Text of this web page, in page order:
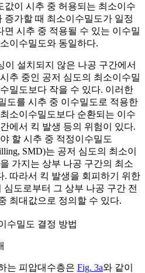
값이 시추 중 허용되는 최소이수
증가할 때 최소이수밀도가 일정
시추 중 적용될 수 있는 이수밀
이수밀도와 동일하다.
이 설치되지 않은 나공 구간에서
추 중인 공저 심도의 최소이수밀
밀도보다 작을 수 있다. 이러한
도를 시추 중 이수밀도로 적용한
소이수밀도보다 순환되는 이수
에서 킥 발생 등의 위험이 있다.
할 시추 중 적정이수밀도
SMD)는 공저 심도의 최소이
가지는 상부 나공 구간의 최소
. 따라서 킥 발생을 회피하기 위한
도로부터 그 상부 나공 구간 전
최대값으로 정의할 수 있다.
수밀도 결정 방법
는 피압대수층은 Fig. 3a와 같이